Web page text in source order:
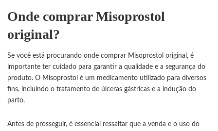
Onde comprar Misoprostol
original?
Se você está procurando onde comprar Misoprostol original, é
importante ter cuidado para garantir a qualidade e a segurança do
produto. O Misoprostol é um medicamento utilizado para diversos
fins, incluindo o tratamento de úlceras gástricas e a indução do
parto.
Antes de prosseguir, é essencial ressaltar que a venda e o uso do